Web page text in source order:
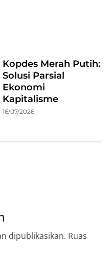
Kopdes Merah Putih:
Solusi Parsial
Ekonomi
Kapitalisme
16/07/2026
dipublikasikan. Ruas